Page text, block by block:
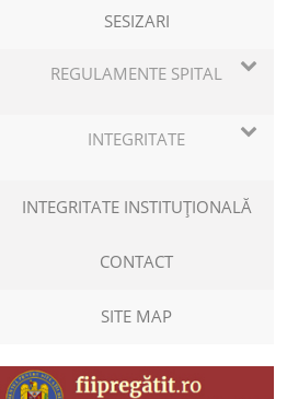
SESIZARI
REGULAMENTE SPITAL
INTEGRITATE
INTEGRITATE INSTITUŢIONALĂ
CONTACT
SITE MAP